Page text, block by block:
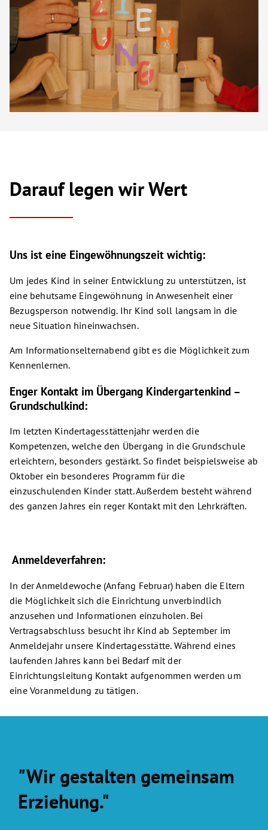
Darauf legen wir Wert
Uns ist eine Eingewöhnungszeit wichtig:
Um jedes Kind in seiner Entwicklung zu unterstützen, ist
eine behutsame Eingewöhnung in Anwesenheit einer
Bezugsperson notwendig. Ihr Kind soll langsam in die
neue Situation hineinwachsen.
Am Informationselternabend gibt es die Möglichkeit zum
Kennenlernen.
Enger Kontakt im Übergang Kindergartenkind –
Grundschulkind:
Im letzten Kindertagesstättenjahr werden die
Kompetenzen, welche den Übergang in die Grundschule
erleichtern, besonders gestärkt. So findet beispielsweise ab
Oktober ein besonderes Programm für die
einzuschulenden Kinder statt. Außerdem besteht während
des ganzen Jahres ein reger Kontakt mit den Lehrkräften.
Anmeldeverfahren:
In der Anmeldewoche (Anfang Februar) haben die Eltern
die Möglichkeit sich die Einrichtung unverbindlich
anzusehen und Informationen einzuholen. Bei
Vertragsabschluss besucht ihr Kind ab September im
Anmeldejahr unsere Kindertagesstätte. Während eines
laufenden Jahres kann bei Bedarf mit der
Einrichtungsleitung Kontakt aufgenommen werden um
eine Voranmeldung zu tätigen.
"Wir gestalten gemeinsam
Erziehung."